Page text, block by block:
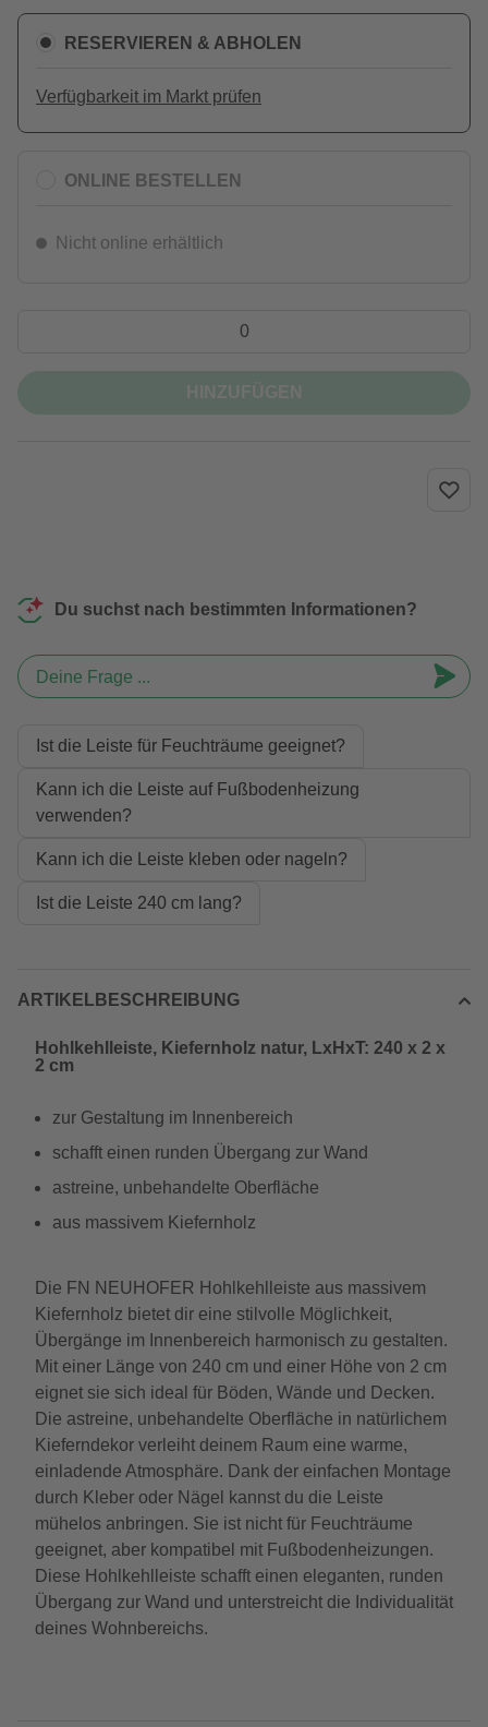
RESERVIEREN & ABHOLEN
Verfügbarkeit im Markt prüfen
ONLINE BESTELLEN
Nicht online erhältlich
Du suchst nach bestimmten Informationen?
Deine Frage ...
Ist die Leiste für Feuchträume geeignet?
Kann ich die Leiste auf Fußbodenheizung
verwenden?
Kann ich die Leiste kleben oder nageln?
Ist die Leiste 240 cm lang?
ARTIKELBESCHREIBUNG
Hohlkehlleiste, Kiefernholz natur, LxHxT: 240 x 2 x
2 cm
zur Gestaltung im Innenbereich
schafft einen runden Übergang zur Wand
astreine, unbehandelte Oberfläche
aus massivem Kiefernholz
Die FN NEUHOFER Hohlkehlleiste aus massivem
Kiefernholz bietet dir eine stilvolle Möglichkeit,
Übergänge im Innenbereich harmonisch zu gestalten.
Mit einer Länge von 240 cm und einer Höhe von 2 cm
eignet sie sich ideal für Böden, Wände und Decken.
Die astreine, unbehandelte Oberfläche in natürlichem
Kieferndekor verleiht deinem Raum eine warme,
einladende Atmosphäre. Dank der einfachen Montage
durch Kleber oder Nägel kannst du die Leiste
mühelos anbringen. Sie ist nicht für Feuchträume
geeignet, aber kompatibel mit Fußbodenheizungen.
Diese Hohlkehlleiste schafft einen eleganten, runden
Übergang zur Wand und unterstreicht die Individualität
deines Wohnbereichs.